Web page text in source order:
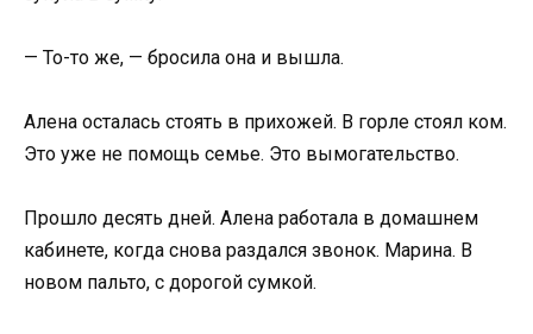
— То-то же, — бросила она и вышла.
Алена осталась стоять в прихожей. В горле стоял ком.
Это уже не помощь семье. Это вымогательство.
Прошло десять дней. Алена работала в домашнем
кабинете, когда снова раздался звонок. Марина. В
новом пальто, с дорогой сумкой.